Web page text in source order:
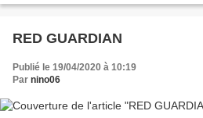
Marvel.#busts#fullsize #marvel #garage kit
RED GUARDIAN
Publié le 19/04/2020 à 10:19
Par nino06